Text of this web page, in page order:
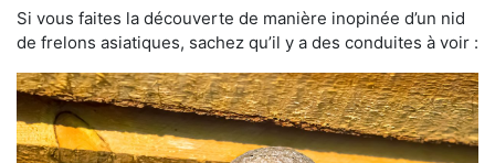
Si vous faites la découverte de manière inopinée d’un nid
de frelons asiatiques, sachez qu’il y a des conduites à voir :